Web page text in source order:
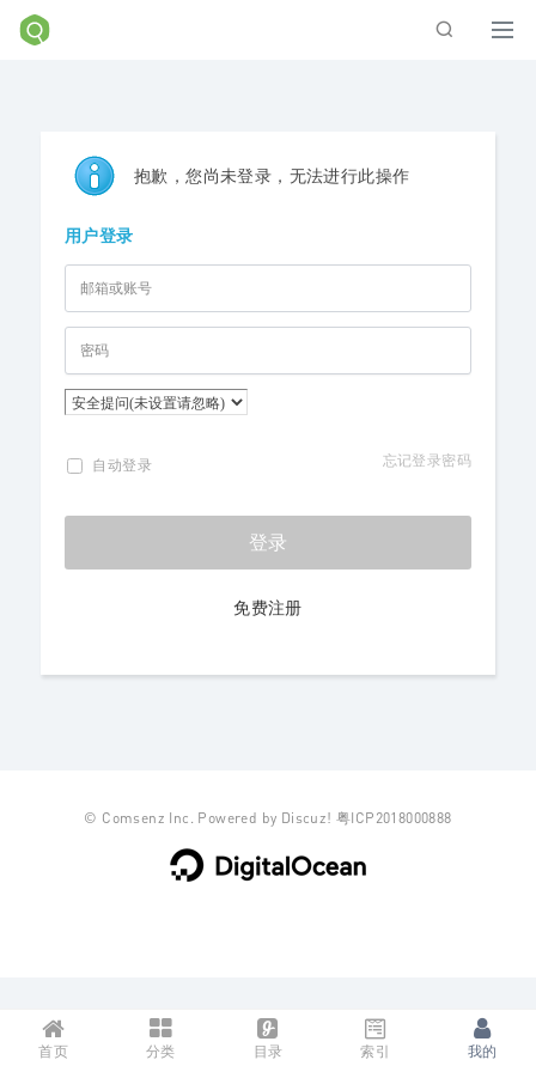
抱歉，您尚未登录，无法进行此操作
用户登录
自动登录 忘记登录密码
登录
免费注册
首页 分类 目录 索引 我的
© Comsenz Inc. Powered by Discuz! 粤ICP2018000888